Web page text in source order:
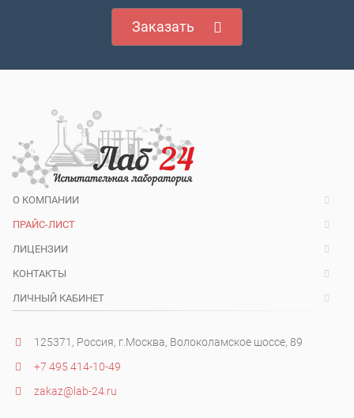
Заказать
О КОМПАНИИ
ПРАЙС-ЛИСТ
ЛИЦЕНЗИИ
КОНТАКТЫ
ЛИЧНЫЙ КАБИНЕТ
125371, Россия, г.Москва, Волоколамское шоссе, 89
+7 495 414-10-49
zakaz@lab-24.ru